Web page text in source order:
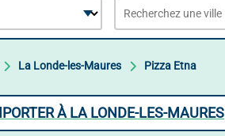
La Londe-les-Maures Pizza Etna
À LA LONDE-LES-MAURES